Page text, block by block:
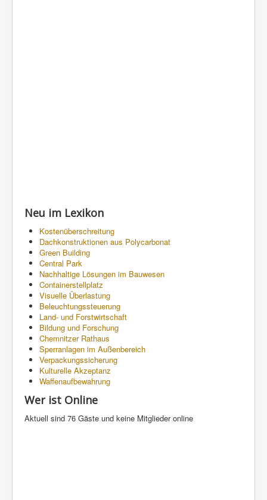
Neu im Lexikon
Kostenüberschreitung
Dachkonstruktionen aus Polycarbonat
Green Building
Central Park
Nachhaltige Lösungen im Bauwesen
Containerstellplatz
Visuelle Überlastung
Beleuchtungssteuerung
Land- und Forstwirtschaft
Bildung und Forschung
Chemnitzer Rathaus
Sperranlagen im Außenbereich
Verpackungssicherung
Kulturelle Akzeptanz
Waffenaufbewahrung
Wer ist Online
Aktuell sind 76 Gäste und keine Mitglieder online